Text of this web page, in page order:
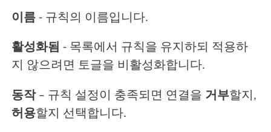
이름 - 규칙의 이름입니다.
활성화됨 - 목록에서 규칙을 유지하되 적용하
지 않으려면 토글을 비활성화합니다.
동작– 규칙 설정이 충족되면 연결을 거부할지,
허용할지 선택합니다.